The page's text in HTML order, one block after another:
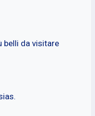
belli da visitare